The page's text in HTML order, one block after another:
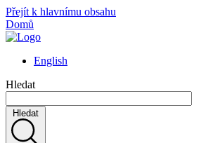
Přejít k hlavnímu obsahu
Domů
English
Hledat
Hledat